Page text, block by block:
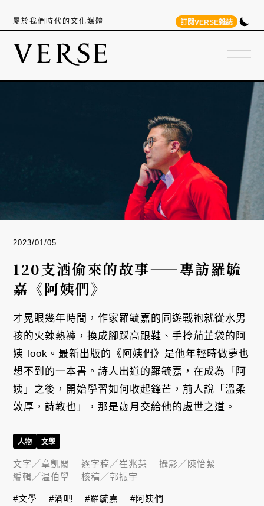
屬於我們時代的文化媒體 訂閱VERSE雜誌
2023/01/05
120支酒偷來的故事——專訪羅毓
嘉《阿姨們》
才晃眼幾年時間，作家羅毓嘉的同遊戰袍就從水男
孩的火辣熱褲，換成腳踩高跟鞋、手拎茄芷袋的阿
姨 look。最新出版的《阿姨們》是他年輕時做夢也
想不到的一本書。詩人出道的羅毓嘉，在成為「阿
姨」之後，開始學習如何收起鋒芒，前人說「溫柔
敦厚，詩教也」，那是歲月交給他的處世之道。
人物 文學
文字／章凱閎 逐字稿／崔兆慧 攝影／ 陳怡絜
編輯／温伯學 核稿／郭振宇
#文學 #酒吧 #羅毓嘉 #阿姨們